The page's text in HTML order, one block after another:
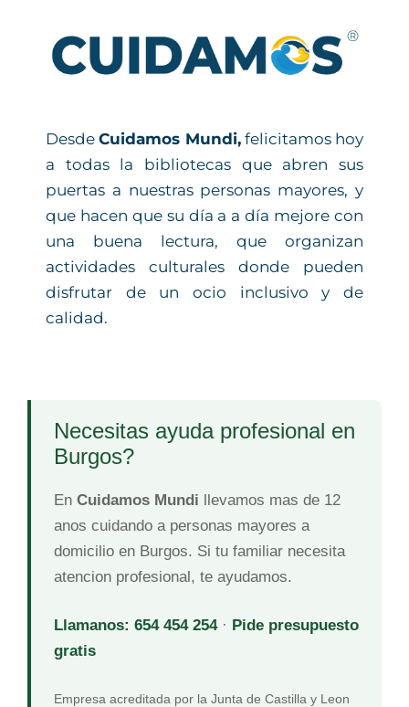
DesdeCuidamos Mundi,felicitamos hoy
a todas la bibliotecas que abren sus
puertas a nuestras personas mayores, y
que hacen que su día a a día mejore con
una buena lectura, que organizan
actividades culturales donde pueden
disfrutar de un ocio inclusivo y de
calidad.
Necesitas ayuda profesional en
Burgos?
En Cuidamos Mundi llevamos mas de 12
anos cuidando a personas mayores a
domicilio en Burgos. Si tu familiar necesita
atencion profesional, te ayudamos.
Llamanos: 654 454 254· Pide presupuesto
gratis
Empresa acreditada por la Junta de Castilla y Leon